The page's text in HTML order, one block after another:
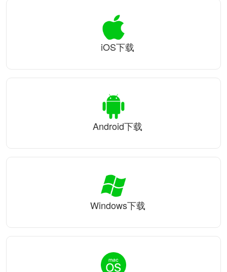
iOS下载
Android下载
Windows下载